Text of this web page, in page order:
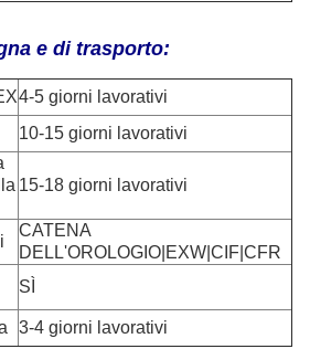
e di trasporto:
4-5 giorni lavorativi
10-15 giorni lavorativi
15-18 giorni lavorativi
CATENA
DELL'OROLOGIO|EXW|CIF|CFR
SÌ
3-4 giorni lavorativi